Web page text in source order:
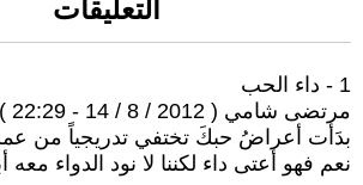
التعليقات
1 - داء الحب
مرتضى شامي ( 2012 / 8 / 14 - 22:29 )
بدَأت أعراضُ حبكَ تختفي تدريجياً من
نعم فهو أعتى داء لكننا لا نود الدواء معه